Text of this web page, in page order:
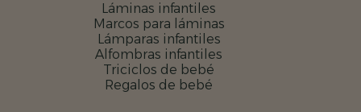
Láminas infantiles
Marcos para láminas
Lámparas infantiles
Alfombras infantiles
Triciclos de bebé
Regalos de bebé